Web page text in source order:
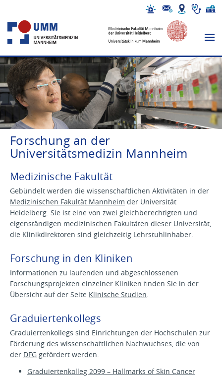
Forschung an der
Universitätsmedizin Mannheim
Medizinische Fakultät
Gebündelt werden die wissenschaftlichen Aktivitäten in der
Medizinischen Fakultät Mannheim der Universität
Heidelberg. Sie ist eine von zwei gleichberechtigten und
eigenständigen medizinischen Fakultäten dieser Universität,
die Klinikdirektoren sind gleichzeitig Lehrstuhlinhaber.
Forschung in den Kliniken
Informationen zu laufenden und abgeschlossenen
Forschungsprojekten einzelner Kliniken finden Sie in der
Übersicht auf der Seite Klinische Studien
Graduiertenkollegs
Graduiertenkollegs sind Einrichtungen der Hochschulen zur
Förderung des wissenschaftlichen Nachwuchses, die von
der DFG gefördert werden.
Graduiertenkolleg 2099 – Hallmarks of Skin Cancer